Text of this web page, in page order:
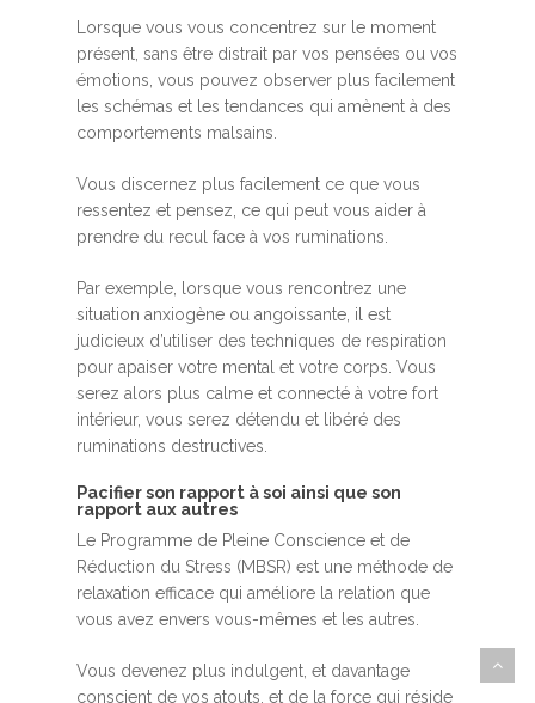
Lorsque vous vous concentrez sur le moment
présent, sans être distrait par vos pensées ou vos
émotions, vous pouvez observer plus facilement
les schémas et les tendances qui amènent à des
comportements malsains.
Vous discernez plus facilement ce que vous
ressentez et pensez, ce qui peut vous aider à
prendre du recul face à vos ruminations.
Par exemple, lorsque vous rencontrez une
situation anxiogène ou angoissante, il est
judicieux d’utiliser des techniques de respiration
pour apaiser votre mental et votre corps. Vous
serez alors plus calme et connecté à votre fort
intérieur, vous serez détendu et libéré des
ruminations destructives.
Pacifier son rapport à soi ainsi que son
rapport aux autres
Le Programme de Pleine Conscience et de
Réduction du Stress (MBSR) est une méthode de
relaxation efficace qui améliore la relation que
vous avez envers vous-mêmes et les autres.
Vous devenez plus indulgent, et davantage
conscient de vos atouts, et de la force qui réside